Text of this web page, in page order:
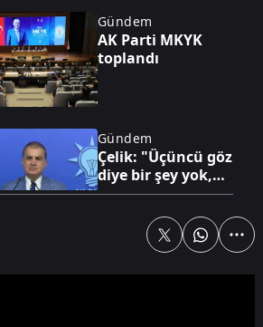
Gündem
AK Parti MKYK
toplandı
Gündem
Çelik: "Üçüncü göz
diye bir şey yok,
sadece milli göz
Ateşkes beklentisi